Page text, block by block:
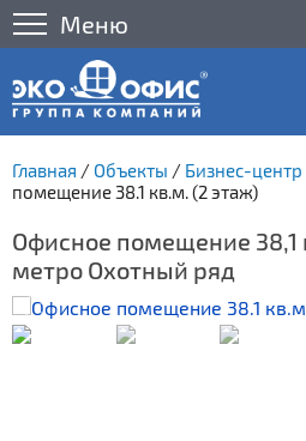
Меню
Главная / Объекты / Бизнес-
помещение 38.1 кв.м. (2 этаж)
Офисное помещение 38,1
метро Охотный ряд